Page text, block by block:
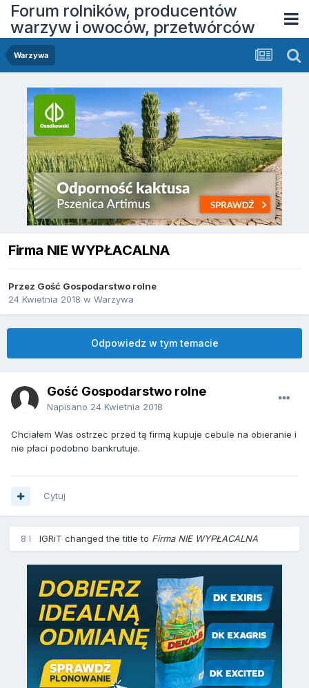
Forum rolników, producentów
warzyw i owoców, przetwórców
Warzywa
Firma NIE WYPŁACALNA
Przez Gość Gospodarstwo rolne
24 Kwietnia 2018 w Warzywa
Odpowiedz w tym temacie
Gość Gospodarstwo rolne
Napisano 24 Kwietnia 2018
Chciałem Was ostrzec przed tą firmą kupuje cebule na obieranie i
nie płaci podobno bankrutuje.
Cytuj
8 l IGRiT changed the title to Firma NIE WYPŁACALNA